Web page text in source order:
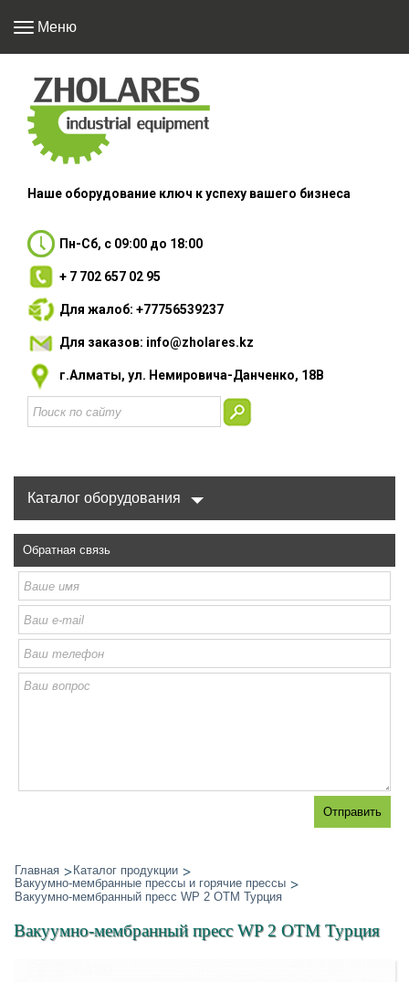
Наше оборудование ключ к успеху вашего бизнеса
Пн-Сб, с 09:00 до 18:00
+ 7 702 657 02 95
Для жалоб: +77756539237
Для заказов: info@zholares.kz
г.Алматы, ул. Немировича-Данченко, 18В
Меню
Каталог оборудования
Обратная связь
Главная
Каталог продукции
Вакуумно-мембранные прессы и горячие прессы
Вакуумно-мембранный пресс WP 2 OTM Турция
Вакуумно-мембранный пресс WP 2 OTM Турция